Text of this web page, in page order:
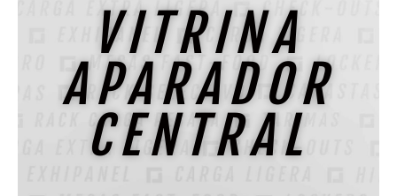
VITRINA
APARADOR
CENTRAL